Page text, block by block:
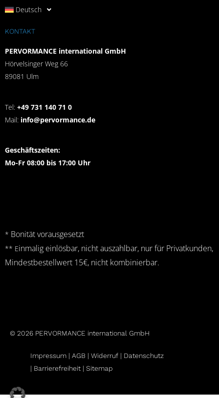
Deutsch
KONTAKT
PERVORMANCE international GmbH
Hörvelsinger Weg 66
89081 Ulm
Tel: +49 731 140 71 0
Mail: info@pervormance.de
Geschäftszeiten:
Mo-Fr 08:00 bis 17:00 Uhr
* Bonität vorausgesetzt
** Einmalig einlösbar, nicht auszahlbar, nur für Privatkunden,
Mindestbestellwert 15€, nicht kombinierbar.
© 2026 PERVORMANCE international GmbH
Impressum | AGB | Widerruf | Datenschutz
| Barrierefreiheit | Sitemap